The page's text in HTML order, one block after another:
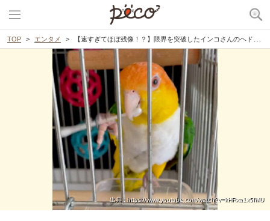
TOP エンタメ 【速すぎてほぼ残像！？】限界を突破したインコさんのヘドバン → これって早送りじゃないの…？？
出典 : https://www.youtube.com/watch?v=kHRxa1x5fMU